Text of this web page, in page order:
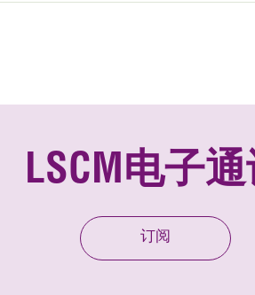
LSCM电子
订阅